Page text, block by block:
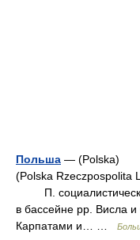
Польша — (Polska)
(Polska
П.
в бассейне рр. Висла
Карпатами и… …